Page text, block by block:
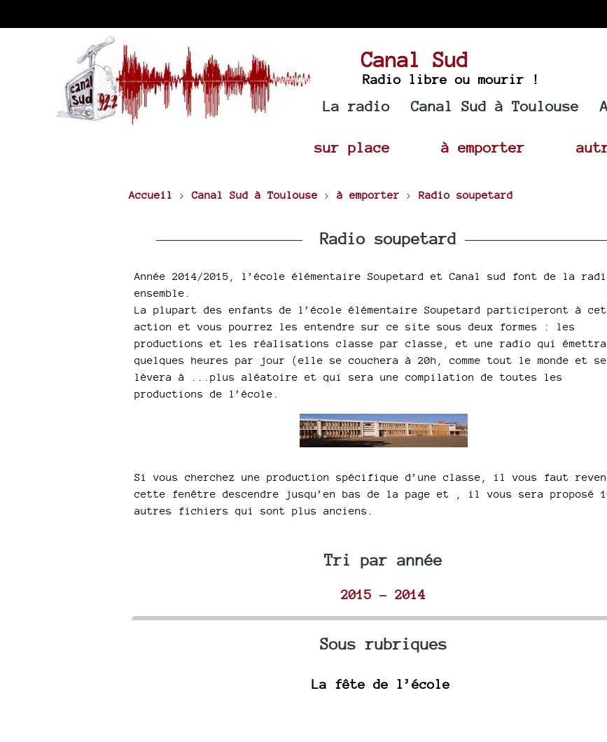
Canal Sud
Radio libre ou mourir !
La radio Canal Sud à Toulouse
sur place à emporter
Accueil >Canal Sud à Toulouse > à emporter > Radio soupetard
Radio soupetard
Année 2014/2015, l’école élémentaire Soupetard et Canal sud font de la
ensemble.
La plupart des enfants de l’école élémentaire Soupetard participeront à
action et vous pourrez les entendre sur ce site sous deux formes : les
productions et les réalisations classe par classe, et une radio qui émettra
quelques heures par jour (elle se couchera à 20h, comme tout le monde et se
lèvera à ...plus aléatoire et qui sera une compilation de toutes les
productions de l’école.
Si vous cherchez une production spécifique d’une classe, il vous faut
cette fenêtre descendre jusqu’en bas de la page et , il vous sera proposé
autres fichiers qui sont plus anciens.
Tri par année
2015 -2014
Sous rubriques
La fête de l’école